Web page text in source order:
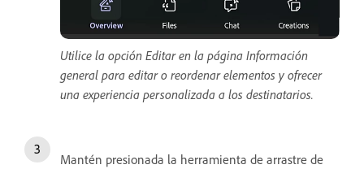
Utilice la opción Editar en la página Información
general para editar o reordenar elementos y ofrecer
una experiencia personalizada a los destinatarios.
Mantén presionada la herramienta de arrastre de